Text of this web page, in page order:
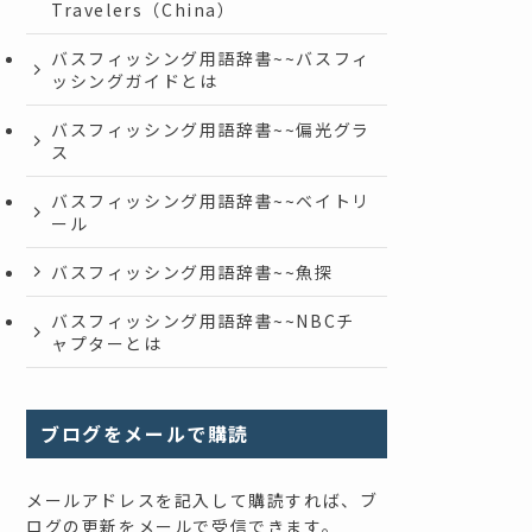
Travelers（China）
バスフィッシング用語辞書~~バスフィ
ッシングガイドとは
バスフィッシング用語辞書~~偏光グラ
ス
バスフィッシング用語辞書~~ベイトリ
ール
バスフィッシング用語辞書~~魚探
バスフィッシング用語辞書~~NBCチ
ャプターとは
ブログをメールで購読
メールアドレスを記入して購読すれば、ブ
ログの更新をメールで受信できます。